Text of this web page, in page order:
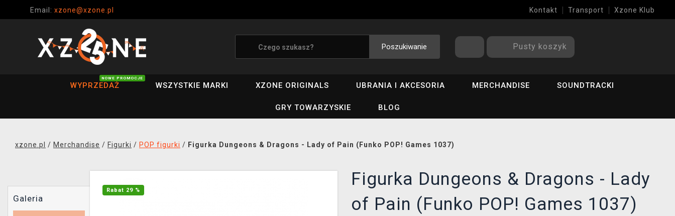
Email: xzone@xzone.pl Kontakt Transport Xzone Klub
Poszukiwanie Pusty koszyk
WYPRZEDAŻ
NOWE PROMOCJE
WSZYSTKIE MARKI XZONE ORIGINALS UBRANIA I AKCESORIA MERCHANDISE SOUNDTRACKI
GRY TOWARZYSKIE BLOG
xzone.pl / Merchandise / Figurki / POP figurki / Figurka Dungeons & Dragons - Lady of Pain (Funko POP! Games 1037)
Galeria
Rabat 29 %
Figurka Dungeons & Dragons - Lady
of Pain (Funko POP! Games 1037)